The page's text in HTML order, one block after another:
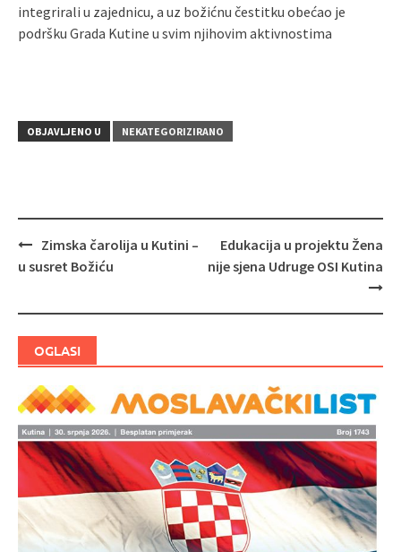
integrirali u zajednicu, a uz božićnu čestitku obećao je
podršku Grada Kutine u svim njihovim aktivnostima
OBJAVLJENO U NEKATEGORIZIRANO
Navigacija
Zimska čarolija u Kutini –
u susret Božiću
Edukacija u projektu Žena
nije sjena Udruge OSI Kutina
OGLASI